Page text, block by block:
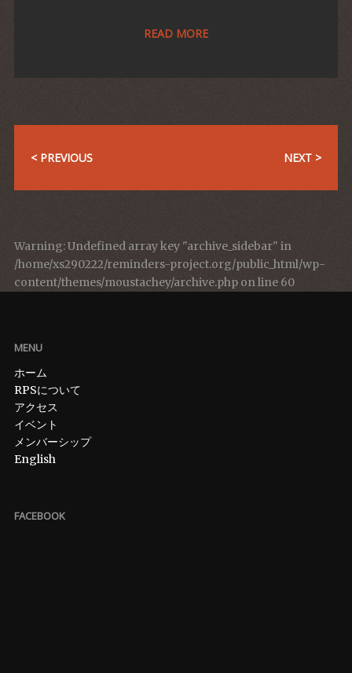
READ MORE
< PREVIOUS NEXT >
Warning: Undefined array key "archive_sidebar" in
/home/xs290222/reminders-project.org/public_html/wp-
content/themes/moustachey/archive.phpon line 60
MENU
ホーム
RPSについて
アクセス
イベント
メンバーシップ
English
FACEBOOK